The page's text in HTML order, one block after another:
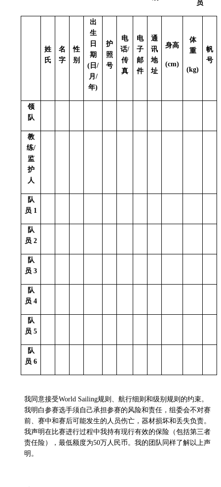
员
姓
氏
名
字
性
别
出
生
日
期
( 日 /
月 /
年)
护
照
号
电
话/
传
真
电
子
邮
件
通
讯
地
址
身高
(cm)
体
重
(kg)
帆
号
领
队
教
练/
监
护
人
队
员 1
队
员 2
队
员 3
队
员 4
队
员 5
队
员 6
我同意接受World Sailing规则、航行细则和级别规则的约束。
我明白参赛选手须自己承担参赛的风险和责任，组委会不对赛
前、赛中和赛后可能发生的人员伤亡，器材损坏和丢失负责。
我声明在比赛进行过程中我持有现行有效的保险（包括第三者
责任险），最低额度为50万人民币。我的团队同样了解以上声
明。